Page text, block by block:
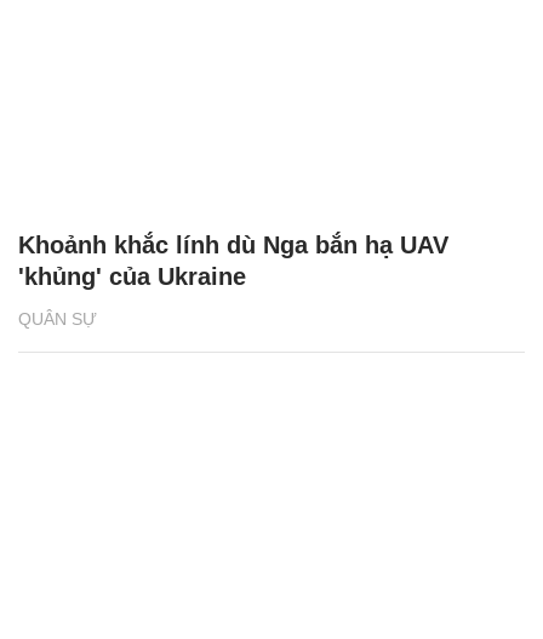
QUÂN SỰ
Khoảnh khắc lính dù Nga bắn hạ UAV
'khủng' của Ukraine